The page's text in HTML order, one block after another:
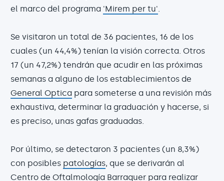
el marco del programa 'Mirem per tu'
Se visitaron un total de 36 pacientes, 16 de los
cuales (un 44,4%) tenían la visión correcta. Otros
17 (un 47,2%) tendrán que acudir en las próximas
semanas a alguno de los establecimientos de
General Optica para someterse a una revisión más
exhaustiva, determinar la graduación y hacerse, si
es preciso, unas gafas graduadas.
Por último, se detectaron 3 pacientes (un 8,3%)
con posibles patologías, que se derivarán al
Centro de Oftalmología Barraquer para realizar